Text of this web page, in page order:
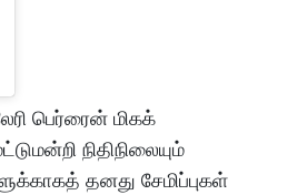
பெர்ரைன் மிகக்
நிதிநிலையும்
தனது சேமிப்புகள்